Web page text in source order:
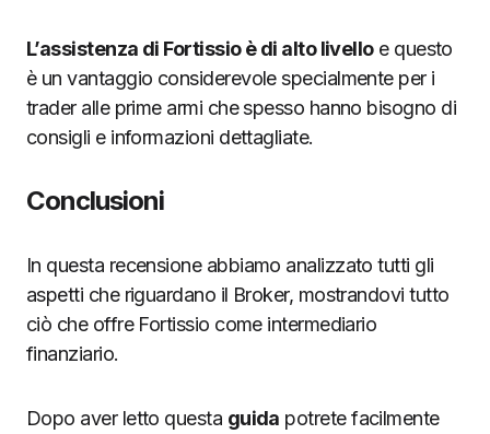
L’assistenza di Fortissio è di alto livelloe questo
è un vantaggio considerevole specialmente per i
trader alle prime armi che spesso hanno bisogno di
consigli e informazioni dettagliate.
Conclusioni
In questa recensione abbiamo analizzato tutti gli
aspetti che riguardano il Broker, mostrandovi tutto
ciò che offre Fortissio come intermediario
finanziario.
Dopo aver letto questa guida potrete facilmente